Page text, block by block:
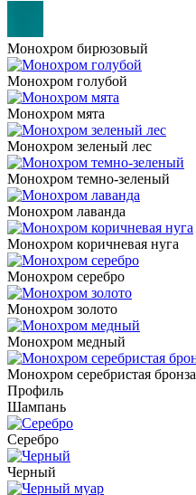
Монохром бирюзовый
Монохром голубой
Монохром мята
Монохром зеленый лес
Монохром темно-зеленый
Монохром лаванда
Монохром коричневая нуга
Монохром серебро
Монохром золото
Монохром медный
Монохром серебристая бронза
Профиль
Шампань
Серебро
Черный